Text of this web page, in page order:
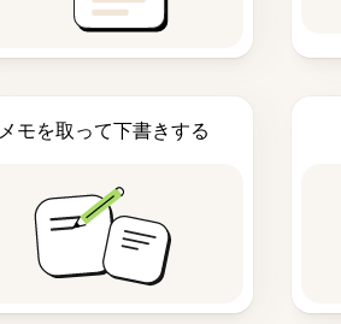
メモを取って下書きする